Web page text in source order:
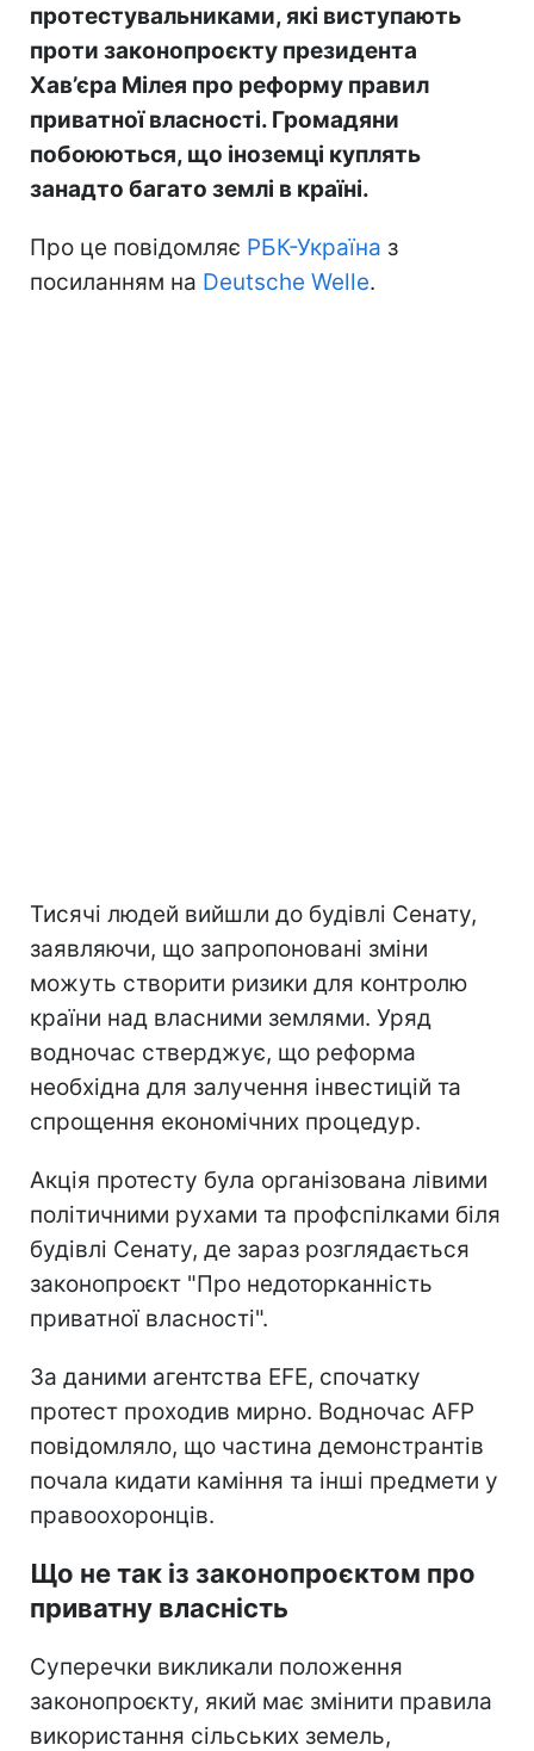
протестувальниками, які виступають
проти законопроєкту президента
Хав’єра Мілея про реформу правил
приватної власності. Громадяни
побоюються, що іноземці куплять
занадто багато землі в країні.
Про це повідомляє РБК-Україна з
посиланням на Deutsche Welle.
Тисячі людей вийшли до будівлі Сенату,
заявляючи, що запропоновані зміни
можуть створити ризики для контролю
країни над власними землями. Уряд
водночас стверджує, що реформа
необхідна для залучення інвестицій та
спрощення економічних процедур.
Акція протесту була організована лівими
політичними рухами та профспілками біля
будівлі Сенату, де зараз розглядається
законопроєкт "Про недоторканність
приватної власності".
За даними агентства EFE, спочатку
протест проходив мирно. Водночас AFP
повідомляло, що частина демонстрантів
почала кидати каміння та інші предмети у
правоохоронців.
Що не так із законопроєктом про
приватну власність
Суперечки викликали положення
законопроєкту, який має змінити правила
використання сільських земель,